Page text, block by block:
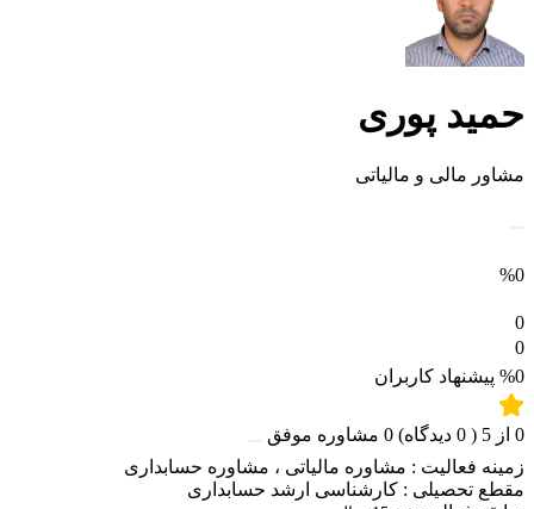
حمید پوری
مشاور مالی و مالیاتی
%0
0
0
%0 پیشنهاد کاربران
0 از 5
(
0 دیدگاه) 0 مشاوره موفق
زمینه فعالیت : مشاوره مالیاتی ، مشاوره حسابداری
مقطع تحصیلی : کارشناسی ارشد حسابداری